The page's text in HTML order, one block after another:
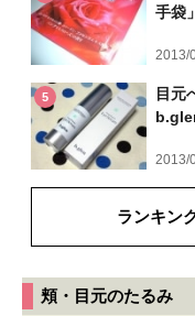
手袋
2013/
5
目元
2013/
ランキン
頬・目元のたるみ